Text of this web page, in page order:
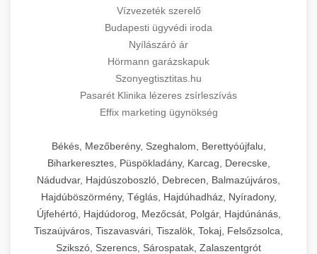
Vízvezeték szerelő
Budapesti ügyvédi iroda
Nyílászáró ár
Hörmann garázskapuk
Szonyegtisztitas.hu
Pasarét Klinika lézeres zsírleszívás
Effix marketing ügynökség
Békés, Mezőberény, Szeghalom, Berettyóújfalu,
Biharkeresztes, Püspökladány, Karcag, Derecske,
Nádudvar, Hajdúszoboszló, Debrecen, Balmazújváros,
Hajdúböszörmény, Téglás, Hajdúhadház, Nyíradony,
Újfehértó, Hajdúdorog, Mezőcsát, Polgár, Hajdúnánás,
Tiszaújváros, Tiszavasvári, Tiszalök, Tokaj, Felsőzsolca,
Szikszó, Szerencs, Sárospatak, Zalaszentgrót